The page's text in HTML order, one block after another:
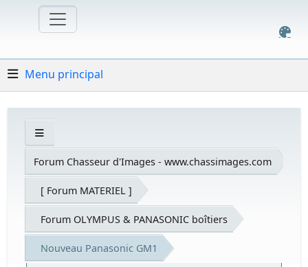
Menu principal
Forum Chasseur d'Images - www.chassimages.com
[ Forum MATERIEL ]
Forum OLYMPUS & PANASONIC boîtiers
Nouveau Panasonic GM1